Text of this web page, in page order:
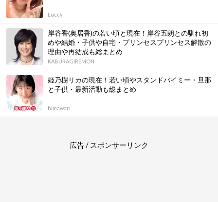
Luccy
岸谷香(奥居香)の若い頃と現在！岸谷五朗との馴れ初
めや結婚・子供や自宅・プリンセスプリンセス解散の
理由や再結成も総まとめ
KABURAGIREMON
姫乃樹リカの現在！若い頃やスタンドバイミー・旦那
と子供・最新活動も総まとめ
himawari
広告 / スポンサーリンク